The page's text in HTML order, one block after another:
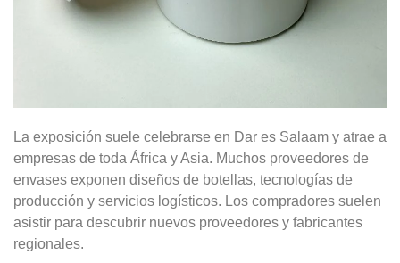
La exposición suele celebrarse en Dar es Salaam y atrae a
empresas de toda África y Asia. Muchos proveedores de
envases exponen diseños de botellas, tecnologías de
producción y servicios logísticos. Los compradores suelen
asistir para descubrir nuevos proveedores y fabricantes
regionales.